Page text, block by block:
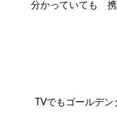
分かっていても 携
TVでもゴールデ